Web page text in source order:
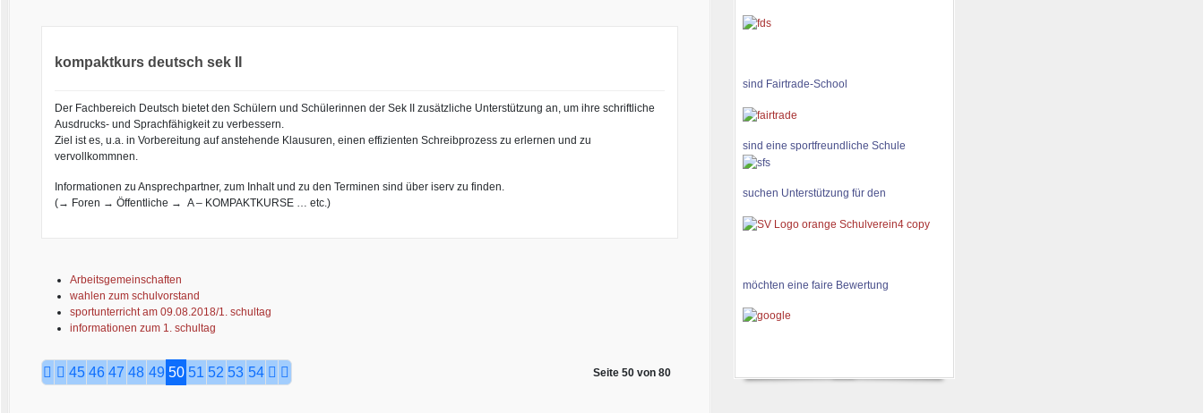
sind Fairtrade-School
sind eine sportfreundliche Schule
suchen Unterstützung für den
möchten eine faire Bewertung
kompaktkurs deutsch sek II
Der Fachbereich Deutsch bietet den Schülern und Schülerinnen der Sek II zusätzliche Unterstützung an, um ihre schriftliche
Ausdrucks- und Sprachfähigkeit zu verbessern.
Ziel ist es, u.a. in Vorbereitung auf anstehende Klausuren, einen effizienten Schreibprozess zu erlernen und zu
vervollkommnen.
Informationen zu Ansprechpartner, zum Inhalt und zu den Terminen sind über iserv zu finden.
(→ Foren → Öffentliche → A – KOMPAKTKURSE … etc.)
Arbeitsgemeinschaften
wahlen zum schulvorstand
sportunterricht am 09.08.2018/1. schultag
informationen zum 1. schultag
Seite 50 von 80
45 46 47 48 49 50 51 52 53 54